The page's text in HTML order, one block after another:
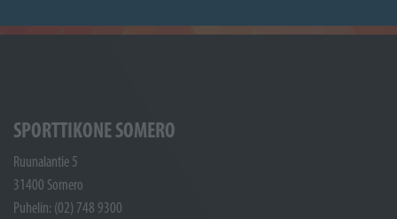
SPORTTIKONE SOMERO
Ruunalantie 5
31400 Somero
Puhelin: (02) 748 9300